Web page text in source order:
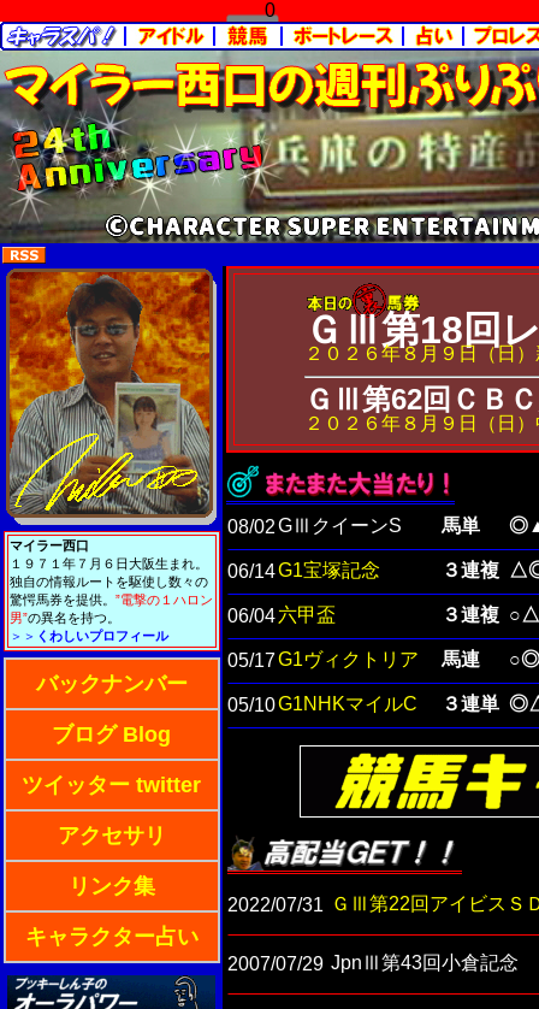
0
マイラー西口
１９７１年７月６日大阪生まれ。
独自の情報ルートを駆使し数々の
驚愕馬券を提供。 ”電撃の１ハロン
男”の異名を持つ。
＞＞ くわしいプロフィール
バックナンバー
ブログ Blog
ツイッター twitter
アクセサリ
リンク集
キャラクター占い
ＧⅢ第18回
２０２６年８月９日（日
ＧⅢ第62回ＣＢ
２０２６年８月９日（日
08/02GⅢクイーンS 馬単
06/14G1宝塚記念 ３連複
06/04 六甲盃 ３連複
05/17G1ヴィクトリア 馬連 ○◎
05/10G1NHKマイルC ３連単
2022/07/31 ＧⅢ第22回アイビスＳ
2007/07/29 JpnⅢ第43回小倉記念